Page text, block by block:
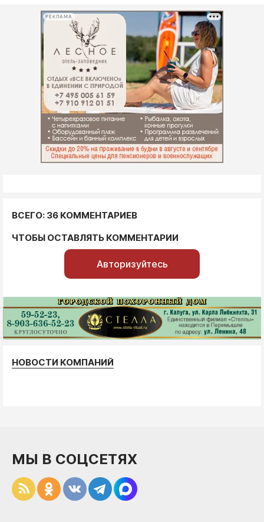
РЕКЛАМА
ВСЕГО: 36 КОММЕНТАРИЕВ
ЧТОБЫ ОСТАВЛЯТЬ КОММЕНТАРИИ
Авторизуйтесь
НОВОСТИ КОМПАНИЙ
МЫ В СОЦСЕТЯХ